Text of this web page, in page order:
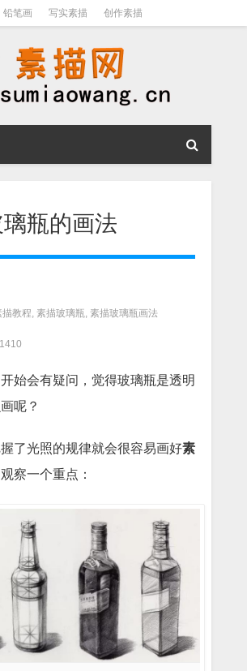
铅笔画 写实素描 创作素描
瓶的画法
描教程, 素描玻璃瓶, 素描玻璃瓶画法
始会有疑问，觉得玻璃瓶是透明
呢？
了光照的规律就会很容易画好素
观察一个重点：